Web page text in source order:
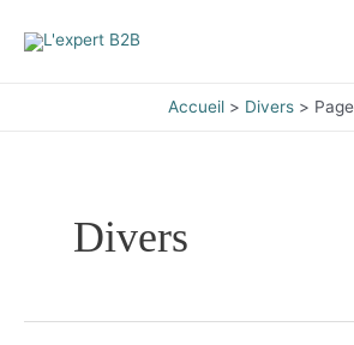
Accueil Divers
Divers